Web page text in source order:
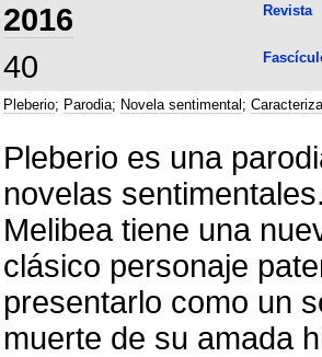
2016 Revista
40
Pleberio; Parodia; Novela sentimental ;
Pleberio es una
novelas
Melibea tiene una
clásico personaje
presentarlo como un
muerte de su amada